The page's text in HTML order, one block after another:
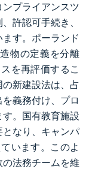
プライアンスツ
許認可手続き、
す。ポーランド
物の定義を分離
を再評価するこ
新建設法は、占
義務付け、プロ
。国有教育施設
なり、キャンパ
います。このよ
法務チームを維